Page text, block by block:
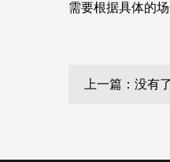
需要根据具体的
上一篇：没有了